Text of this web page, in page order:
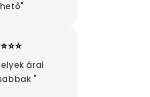
árai
"